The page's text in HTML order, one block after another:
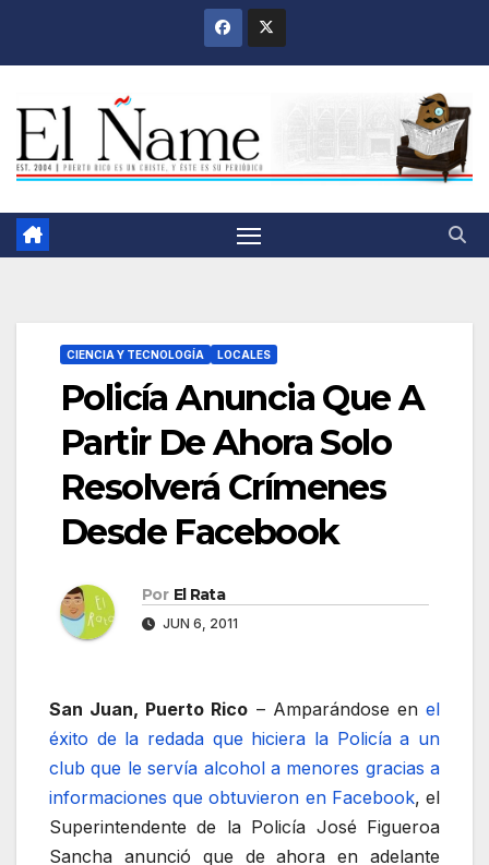
CIENCIA Y TECNOLOGÍA LOCALES
Policía Anuncia Que A
Partir De Ahora Solo
Resolverá Crímenes
Desde Facebook
Por El Rata
JUN 6, 2011
San Juan, Puerto Rico – Amparándose enel
éxito de la redada que hiciera la Policía a un
club que le servía alcohol a menores gracias a
informaciones que obtuvieron en Facebook, el
Superintendente de la Policía José Figueroa
Sancha anunció que de ahora en adelante